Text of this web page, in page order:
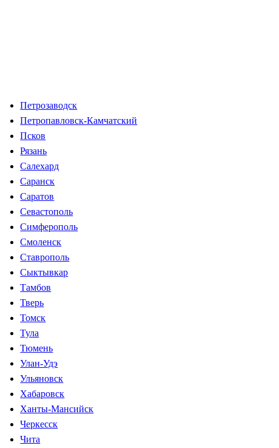
Петрозаводск
Петропавловск-Камчатский
Псков
Рязань
Салехард
Саранск
Саратов
Севастополь
Симферополь
Смоленск
Ставрополь
Сыктывкар
Тамбов
Тверь
Томск
Тула
Тюмень
Улан-Удэ
Ульяновск
Хабаровск
Ханты-Мансийск
Черкесск
Чита